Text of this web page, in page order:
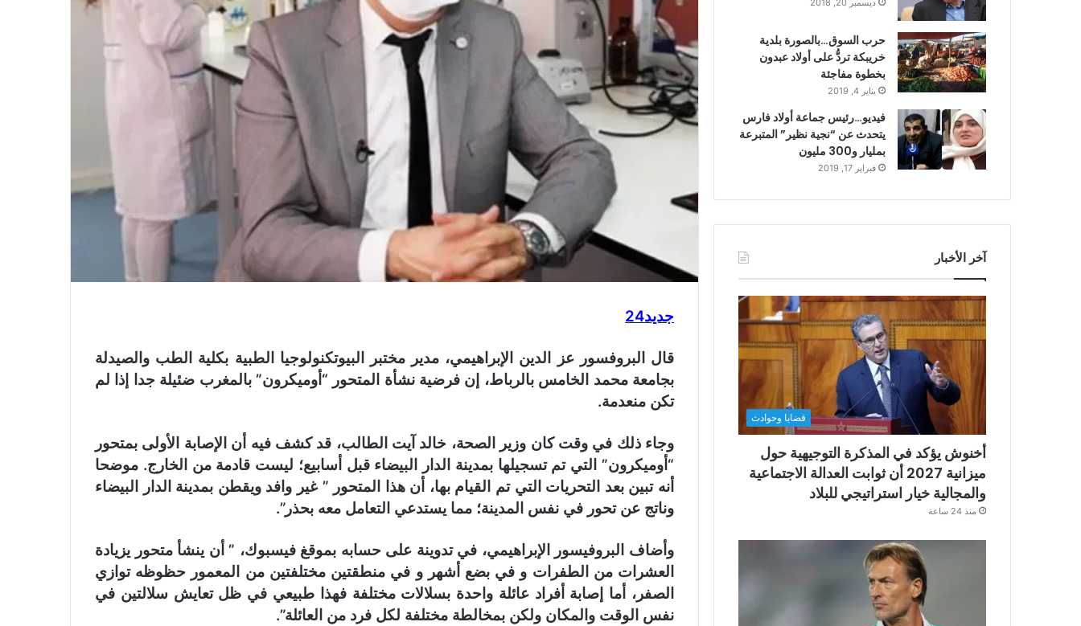
جديد24
قال البروفسور عز الدين الإبراهيمي، مدير مختبر البيوتكنولوجيا الطبية بكلية الطب والصيدلة
بجامعة محمد الخامس بالرباط، إن فرضية نشأة المتحور “أوميكرون” بالمغرب ضئيلة جدا إذا لم
تكن منعدمة.
وجاء ذلك في وقت كان وزير الصحة، خالد آيت الطالب، قد كشف فيه أن الإصابة الأولى بمتحور
“أوميكرون” التي تم تسجيلها بمدينة الدار البيضاء قبل أسابيع؛ ليست قادمة من الخارج. موضحا
أنه تبين بعد التحريات التي تم القيام بها، أن هذا المتحور ” غير وافد ويقطن بمدينة الدار البيضاء
وناتج عن تحور في نفس المدينة؛ مما يستدعي التعامل معه بحذر”.
وأضاف البروفيسور الإبراهيمي، في تدوينة على حسابه بموقغ فيسبوك، ” أن ينشأ متحور يزيادة
العشرات من الطفرات و في بضع أشهر و في منطقتين مختلفتين من المعمور حظوظه توازي
الصفر، أما إصابة أفراد عائلة واحدة بسلالات مختلفة فهذا طبيعي في ظل تعايش سلالتين في
نفس الوقت والمكان ولكن بمخالطة مختلفة لكل فرد من العائلة”.
حرب السوق…بالصورة بلدية
خريبكة تردُّ على أولاد عبدون
بخطوة مفاجئة
يناير 4, 2019
فيديو…رئيس جماعة أولاد فارس
يتحدث عن “نجية نظير” المتبرعة
بمليار و300 مليون
فبراير 17, 2019
آخر الأخبار
قضايا وحوادث
أخنوش يؤكد في المذكرة التوجيهية حول
ميزانية 2027 أن ثوابت العدالة الاجتماعية
والمجالية خيار استراتيجي للبلاد
منذ 24 ساعة